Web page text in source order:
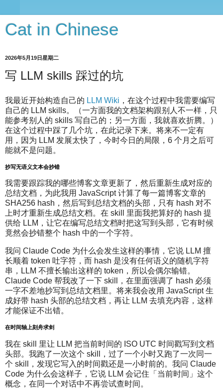
Cat in Chinese
2026年5月19日星期二
写 LLM skills 踩过的坑
我最近开始构造自己的 LLM Wiki ，在这个过程中我需要编写
自己的 LLM skills。（一方面我的文档架构跟别人不一样，只
能参考别人的 skills 写自己的；另一方面，我就喜欢折腾。）
在这个过程中踩了几个坑，在此记录下来。将来不一定有
用，因为 LLM 发展太快了，今时今日的局限，6 个月之后可
能就不是问题。
抄写无语义文本会抄错
我需要跟踪我的哪些博客文章更新了，然后重新生成对应的
总结文档，为此我用 JavaScript 计算了每一篇博客文章的
SHA256 hash，然后写到总结文档的头部，只有 hash 对不
上时才重新生成总结文档。在 skill 里面我把算好的 hash 提
供给 LLM，让它在编写总结文档时把这写到头部，它有时候
竟然会抄错整个 hash 中的一个字符。
我问 Claude Code 为什么会发生这样的事情，它说 LLM 擅
长顺着 token 吐字符，而 hash 是没有任何语义的随机字符
串，LLM 不擅长输出这样的 token，所以会偶尔输错。
Claude Code 帮我改了一下 skill，在里面强调了 hash 必须
一字不差地抄写到总结文档里。将来我会改用 JavaScript 生
成好带 hash 头部的总结文档，再让 LLM 去填充内容，这样
才能保证不出错。
在时间轴上刻舟求剑
我在 skill 里让 LLM 把当前时间的 ISO UTC 时间戳写到文档
头部。我跑了一次这个 skill，过了一个小时又跑了一次同一
个 skill，发现它写入的时间戳还是一小时前的。我问 Claude
Code 为什么会这样子，它说 LLM 会记住「当前时间」这个
概念，在同一个对话中不再尝试查时间。